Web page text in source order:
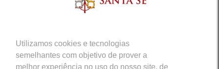
Utilizamos cookies e tecnologias
semelhantes com objetivo de prover a
melhor experiência no uso do nosso site, de